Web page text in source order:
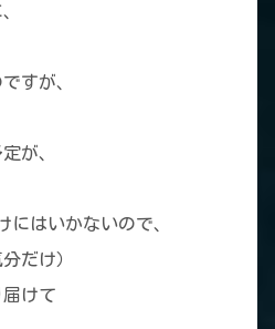
すが、
が、
にはいかないので、
だけ）
けて